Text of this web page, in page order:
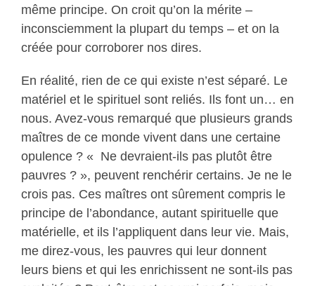
même principe. On croit qu’on la mérite –
inconsciemment la plupart du temps – et on la
créée pour corroborer nos dires.
En réalité, rien de ce qui existe n’est séparé. Le
matériel et le spirituel sont reliés. Ils font un… en
nous. Avez-vous remarqué que plusieurs grands
maîtres de ce monde vivent dans une certaine
opulence ? « Ne devraient-ils pas plutôt être
pauvres ? », peuvent renchérir certains. Je ne le
crois pas. Ces maîtres ont sûrement compris le
principe de l’abondance, autant spirituelle que
matérielle, et ils l’appliquent dans leur vie. Mais,
me direz-vous, les pauvres qui leur donnent
leurs biens et qui les enrichissent ne sont-ils pas